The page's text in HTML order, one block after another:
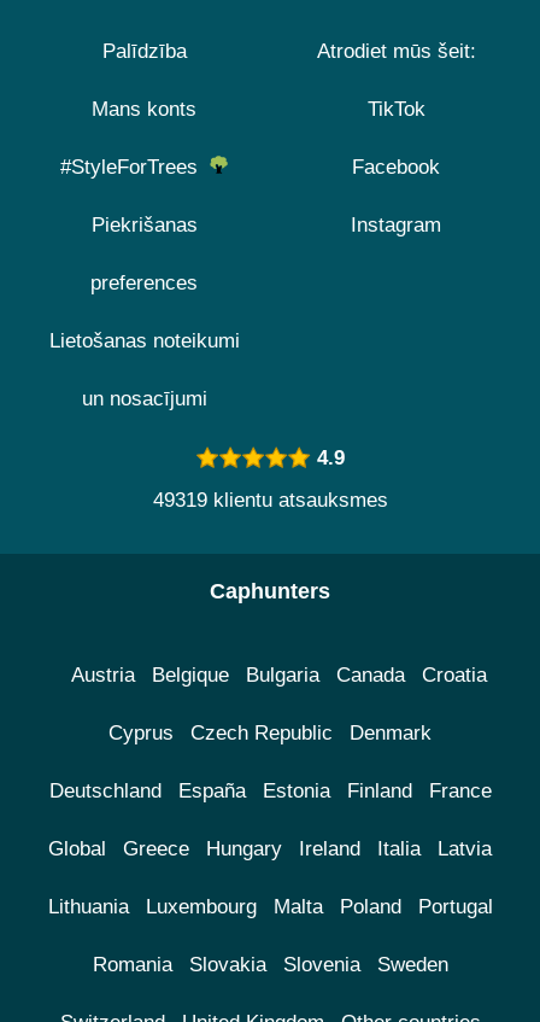
Palīdzība
Mans konts
#StyleForTrees
Piekrišanas
preferences
Lietošanas noteikumi
un nosacījumi
Atrodiet mūs šeit:
TikTok
Facebook
Instagram
4.9
49319 klientu atsauksmes
Caphunters
Austria Belgique Bulgaria Canada Croatia
Cyprus Czech Republic Denmark
Deutschland España Estonia Finland France
Global Greece Hungary Ireland Italia Latvia
Lithuania Luxembourg Malta Poland Portugal
Romania Slovakia Slovenia Sweden